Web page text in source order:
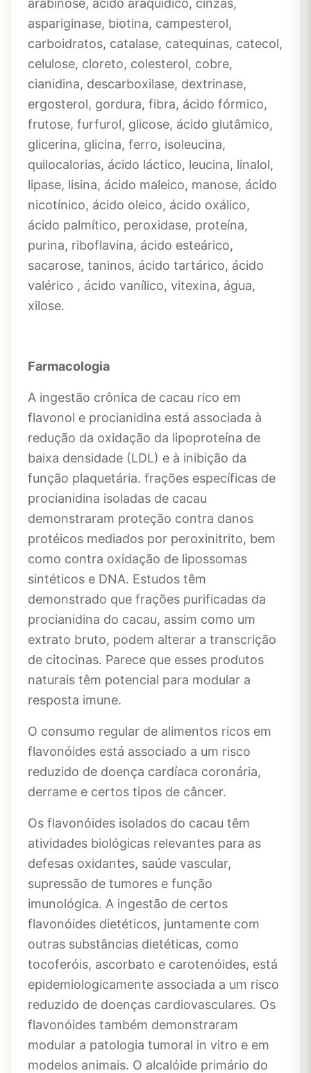
arabinose, ácido araquídico, cinzas,
aspariginase, biotina, campesterol,
carboidratos, catalase, catequinas, catecol,
celulose, cloreto, colesterol, cobre,
cianidina, descarboxilase, dextrinase,
ergosterol, gordura, fibra, ácido fórmico,
frutose, furfurol, glicose, ácido glutâmico,
glicerina, glicina, ferro, isoleucina,
quilocalorias, ácido láctico, leucina, linalol,
lipase, lisina, ácido maleico, manose, ácido
nicotínico, ácido oleico, ácido oxálico,
ácido palmítico, peroxidase, proteína,
purina, riboflavina, ácido esteárico,
sacarose, taninos, ácido tartárico, ácido
valérico , ácido vanílico, vitexina, água,
xilose.
Farmacologia
A ingestão crônica de cacau rico em
flavonol e procianidina está associada à
redução da oxidação da lipoproteína de
baixa densidade (LDL) e à inibição da
função plaquetária. frações específicas de
procianidina isoladas de cacau
demonstraram proteção contra danos
protéicos mediados por peroxinitrito, bem
como contra oxidação de lipossomas
sintéticos e DNA. Estudos têm
demonstrado que frações purificadas da
procianidina do cacau, assim como um
extrato bruto, podem alterar a transcrição
de citocinas. Parece que esses produtos
naturais têm potencial para modular a
resposta imune.
O consumo regular de alimentos ricos em
flavonóides está associado a um risco
reduzido de doença cardíaca coronária,
derrame e certos tipos de câncer.
Os flavonóides isolados do cacau têm
atividades biológicas relevantes para as
defesas oxidantes, saúde vascular,
supressão de tumores e função
imunológica. A ingestão de certos
flavonóides dietéticos, juntamente com
outras substâncias dietéticas, como
tocoferóis, ascorbato e carotenóides, está
epidemiologicamente associada a um risco
reduzido de doenças cardiovasculares. Os
flavonóides também demonstraram
modular a patologia tumoral in vitro e em
modelos animais. O alcalóide primário do